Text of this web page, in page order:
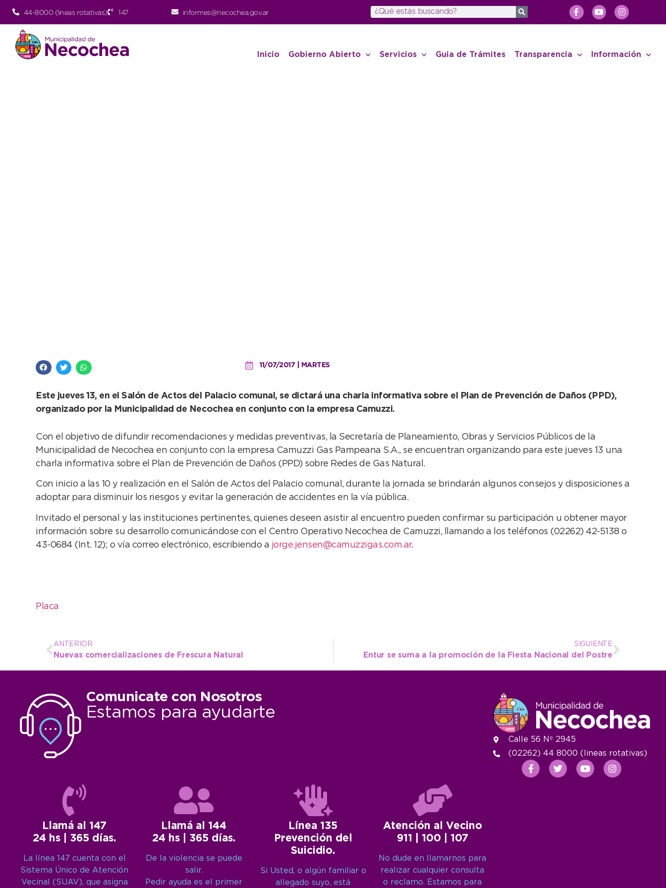
44-8000 (lineas rotativas) 147 informes@necochea.gov.ar
Inicio Gobierno Abierto Servicios Guia de Trámites Transparencia Información
11/07/2017 | MARTES
Este jueves 13, en el Salón de Actos del Palacio comunal, se dictará una charla informativa sobre el Plan de Prevención de Daños (PPD),
organizado por la Municipalidad de Necochea en conjunto con la empresa Camuzzi.
Con el objetivo de difundir recomendaciones y medidas preventivas, la Secretaría de Planeamiento, Obras y Servicios Públicos de la
Municipalidad de Necochea en conjunto con la empresa Camuzzi Gas Pampeana S.A., se encuentran organizando para este jueves 13 una
charla informativa sobre el Plan de Prevención de Daños (PPD) sobre Redes de Gas Natural.
Con inicio a las 10 y realización en el Salón de Actos del Palacio comunal, durante la jornada se brindarán algunos consejos y disposiciones a
adoptar para disminuir los riesgos y evitar la generación de accidentes en la vía pública.
Invitado el personal y las instituciones pertinentes, quienes deseen asistir al encuentro pueden confirmar su participación u obtener mayor
información sobre su desarrollo comunicándose con el Centro Operativo Necochea de Camuzzi, llamando a los teléfonos (02262) 42-5138 o
43-0684 (Int. 12); o vía correo electrónico, escribiendo a jorge.jensen@camuzzigas.com.ar.
Placa
ANTERIOR
Nuevas comercializaciones de Frescura Natural
SIGUIENTE
Entur se suma a la promoción de la Fiesta Nacional del Postre
Comunicate con Nosotros
Estamos para ayudarte
Llamá al 147
24 hs | 365 días.
La línea 147 cuenta con el
Sistema Único de Atención
Vecinal (SUAV), que asigna
Llamá al 144
24 hs | 365 días.
De la violencia se puede
salir.
Pedir ayuda es el primer
Línea 135
Prevención del
Suicidio.
Si Usted, o algún familiar o
allegado suyo, está
Atención al Vecino
911 | 100 | 107
No dude en llamarnos para
realizar cualquier consulta
o reclamo. Estamos para
Calle 56 Nº 2945
(02262) 44 8000 (lineas rotativas)